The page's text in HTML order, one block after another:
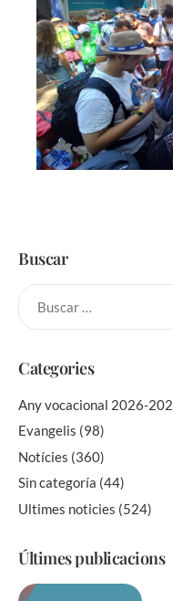
Buscar
Categories
Any vocacional 2026-
Evangelis (98)
Notícies (360)
Sin categoría (44)
Ultimes noticies (524)
Últimes publicacions